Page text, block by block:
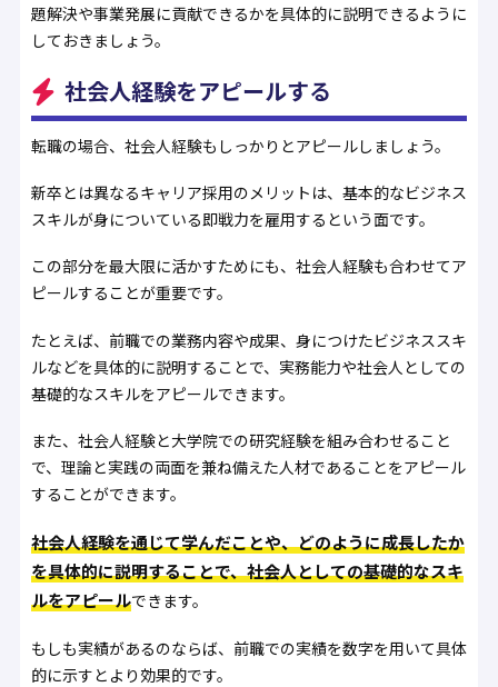
題解決や事業発展に貢献できるかを具体的に説明できるように
しておきましょう。
社会人経験をアピールする
転職の場合、社会人経験もしっかりとアピールしましょう。
新卒とは異なるキャリア採用のメリットは、基本的なビジネス
スキルが身についている即戦力を雇用するという面です。
この部分を最大限に活かすためにも、社会人経験も合わせてア
ピールすることが重要です。
たとえば、前職での業務内容や成果、身につけたビジネススキ
ルなどを具体的に説明することで、実務能力や社会人としての
基礎的なスキルをアピールできます。
また、社会人経験と大学院での研究経験を組み合わせること
で、理論と実践の両面を兼ね備えた人材であることをアピール
することができます。
社会人経験を通じて学んだことや、どのように成長したか
を具体的に説明することで、社会人としての基礎的なスキ
ルをアピールできます。
もしも実績があるのならば、前職での実績を数字を用いて具体
的に示すとより効果的です。